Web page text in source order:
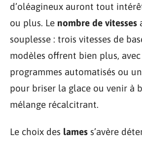
d’oléagineux auront tout
ou plus. Le nombre de vitesses
souplesse : trois vitesses de
modèles offrent bien plus, avec
programmes automatisés ou
pour briser la glace ou venir à
mélange récalcitrant.
Le choix des lames s’avère